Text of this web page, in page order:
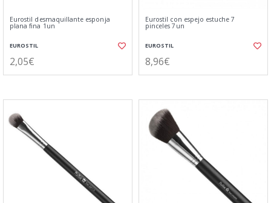
Eurostil desmaquillante esponja
plana fina 1un
EUROSTIL
2,05€
Eurostil con espejo estuche 7
pinceles 7un
EUROSTIL
8,96€